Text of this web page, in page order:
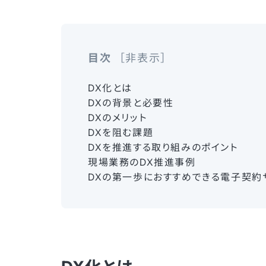
目次 非表示
DX化とは
DXの背景と必要性
DXのメリット
DXを阻む課題
DXを推進する取り組みのポイント
現場業務のDX推進事例
DXの第一歩におすすめできる電子契約